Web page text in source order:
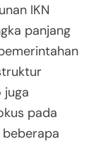
IKN
panjang
juga
pada